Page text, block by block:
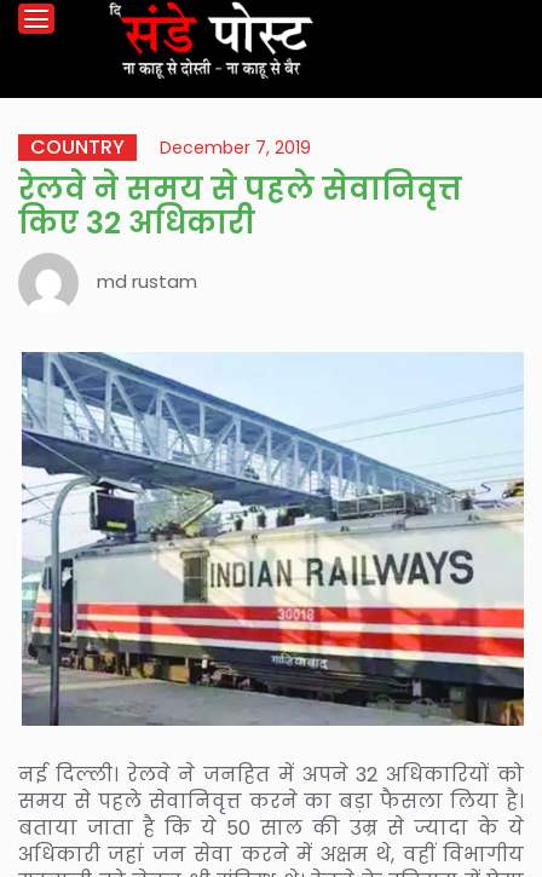
COUNTRY December 7, 2019
रेलवे ने समय से पहले सेवानिवृत्त
किए 32 अधिकारी
md rustam
नई दिल्ली। रेलवे ने जनहित में अपने 32 अधिकारियों को
समय से पहले सेवानिवृत्त करने का बड़ा फैसला लिया है।
बताया जाता है कि ये 50 साल की उम्र से ज्यादा के ये
अधिकारी जहां जन सेवा करने में अक्षम थे, वहीं विभागीय